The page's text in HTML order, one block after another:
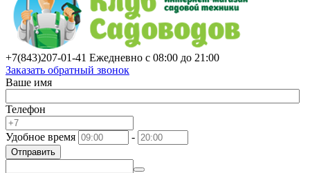
+7(843)207-01-41 Ежедневно с 08:00 до 21:00
Заказать обратный звонок
Ваше имя
Телефон
Удобное время -
Отправить